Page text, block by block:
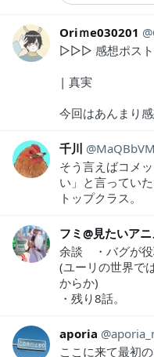
Oriｍe030201
▷▷▷ 感想ポス
| 真実
今回はあんまり
千川
そう言えばコメ
い」と言ってい
トップクラス。
フミ@見たいア
余談 ・バグが役
(ユーリの世界で
からか)
・残り8話。
aporia
ここに来て最初